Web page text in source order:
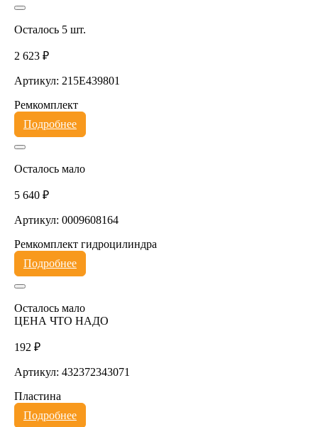
Осталось 5 шт.
2 623 ₽
Артикул: 215E439801
Ремкомплект
Подробнее
Осталось мало
5 640 ₽
Артикул: 0009608164
Ремкомплект гидроцилиндра
Подробнее
Осталось мало
ЦЕНА ЧТО НАДО
192 ₽
Артикул: 432372343071
Пластина
Подробнее